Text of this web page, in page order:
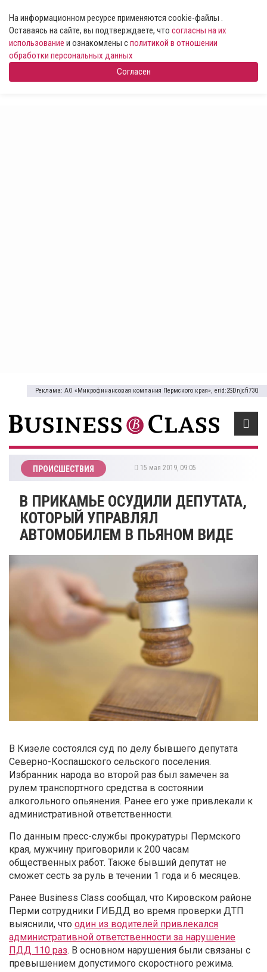
На информационном ресурсе применяются cookie-файлы .
Оставаясь на сайте, вы подтверждаете, что согласны на их
использование и ознакомлены сполитикой в отношении
обработки персональных данных
Согласен
Реклама: АО «Микрофинансовая компания Пермского края», erid:2SDnjcfi73Q
ПРОИСШЕСТВИЯ 15 мая 2019, 09:05
В ПРИКАМЬЕ ОСУДИЛИ ДЕПУТАТА,
КОТОРЫЙ УПРАВЛЯЛ
АВТОМОБИЛЕМ В ПЬЯНОМ ВИДЕ
В Кизеле состоялся суд по делу бывшего депутата
Северно-Коспашского сельского поселения.
Избранник народа во второй раз был замечен за
рулем транспортного средства в состоянии
алкогольного опьянения. Ранее его уже привлекали к
административной ответственности.
По данным пресс-службы прокуратуры Пермского
края, мужчину приговорили к 200 часам
общественных работ. Также бывший депутат не
сможет сесть за руль в течении 1 года и 6 месяцев.
Ранее Business Class сообщал, что Кировском районе
Перми сотрудники ГИБДД во время проверки ДТП
выяснили, что один из водителей привлекался
административной ответственности за нарушение
ПДД 110 раз. В основном нарушения были связаны с
превышением допустимого скоростного режима.